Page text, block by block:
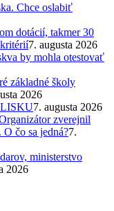
Chce oslabiť
dotácií, takmer 30
7. augusta 2026
by mohla otestovať
základné školy
2026
7. augusta 2026
zverejnil
čo sa jedná?7.
ministerstvo
2026